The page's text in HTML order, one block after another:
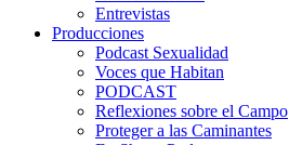
Entrevistas
Producciones
Podcast Sexualidad
Voces que Habitan
PODCAST
Reflexiones sobre el Campo
Proteger a las Caminantes